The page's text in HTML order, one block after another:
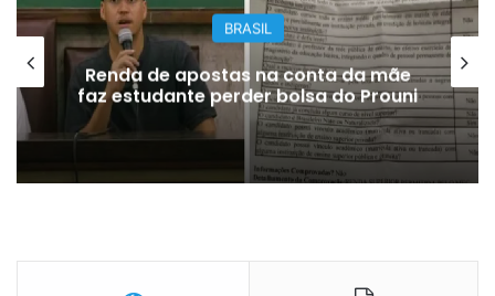
BRASIL
Renda de apostas na conta da mãe
faz estudante perder bolsa do Prouni